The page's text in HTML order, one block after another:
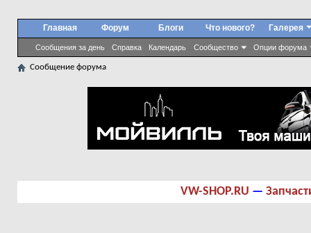
Главная Форум
Сообщения за день Справка Календарь Сообщество Опции форума
Блоги Что нового? Галерея
Сообщение форума
VW-SHOP.RU —